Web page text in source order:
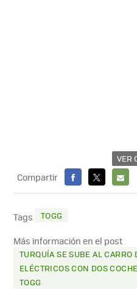
VER
Compartir
FACEBOOK
X
E-
Tags TOGG
Más información en el post
TURQUÍA SE SUBE AL CARRO
ELÉCTRICOS CON DOS
TOGG